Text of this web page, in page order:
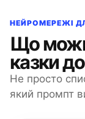
НЕЙРОМЕРЕЖІ
Що
казки
Не просто
який промпт